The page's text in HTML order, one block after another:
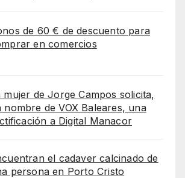
de 60 € de descuento para
en comercios
mujer de Jorge Campos solicita,
nombre de VOX Baleares, una
a Digital Manacor
el cadaver calcinado de
persona en Porto Cristo